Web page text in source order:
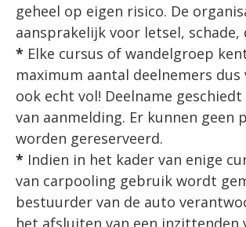
geheel op eigen risico. De
aansprakelijk voor letsel, schade,
* Elke cursus of wandelgroep
maximum aantal deelnemers dus
ook echt vol! Deelname
van aanmelding. Er kunnen geen
worden gereserveerd.
* Indien in het kader van enige
van carpooling gebruik wordt
bestuurder van de auto
het afsluiten van een inzittenden